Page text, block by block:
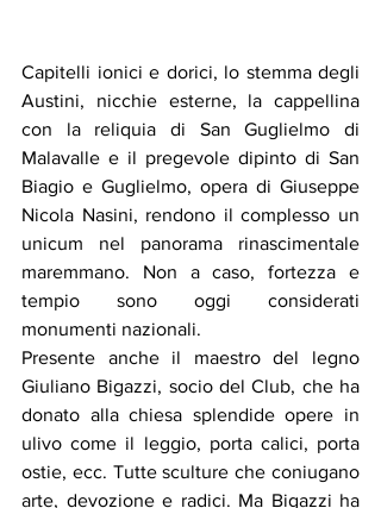
Capitelli ionici e dorici, lo stemma degli
Austini, nicchie esterne, la cappellina
con la reliquia di San Guglielmo di
Malavalle e il pregevole dipinto di San
Biagio e Guglielmo, opera di Giuseppe
Nicola Nasini, rendono il complesso un
unicum nel panorama rinascimentale
maremmano. Non a caso, fortezza e
tempio sono oggi considerati
monumenti nazionali.
Presente anche il maestro del legno
Giuliano Bigazzi, socio del Club, che ha
donato alla chiesa splendide opere in
ulivo come il leggio, porta calici, porta
ostie, ecc. Tutte sculture che coniugano
arte, devozione e radici. Ma Bigazzi ha